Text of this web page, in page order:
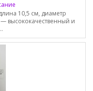
10,5 см, диаметр
высококачественный и